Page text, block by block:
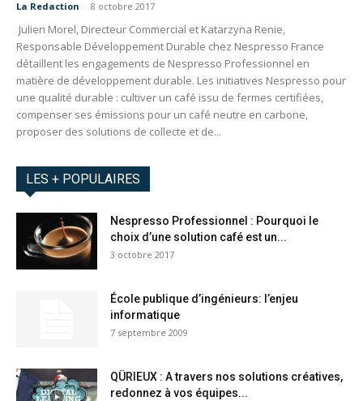
La Redaction - 8 octobre 2017
Julien Morel, Directeur Commercial et Katarzyna Renie,
Responsable Développement Durable chez Nespresso France
détaillent les engagements de Nespresso Professionnel en
matière de développement durable. Les initiatives Nespresso pour
une qualité durable : cultiver un café issu de fermes certifiées,
compenser ses émissions pour un café neutre en carbone,
proposer des solutions de collecte et de...
LES + POPULAIRES
Nespresso Professionnel : Pourquoi le
choix d’une solution café est un...
3 octobre 2017
École publique d’ingénieurs: l’enjeu
informatique
7 septembre 2009
QÜRIEUX : A travers nos solutions créatives,
redonnez à vos équipes...